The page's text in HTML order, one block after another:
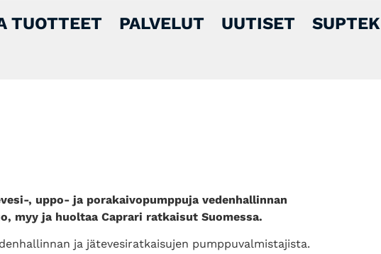
TUOTTEET PALVELUT UUTISET SUPTEK
, uppo- ja porakaivopumppuja vedenhallinnan
myy ja huoltaa Caprari ratkaisut Suomessa.
ja jätevesiratkaisujen pumppuvalmistajista.